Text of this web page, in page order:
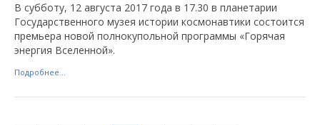
В субботу, 12 августа 2017 года в 17.30 в планетарии
Государственного музея истории космонавтики состоится
премьера новой полнокупольной программы «Горячая
энергия Вселенной».
Подробнее...